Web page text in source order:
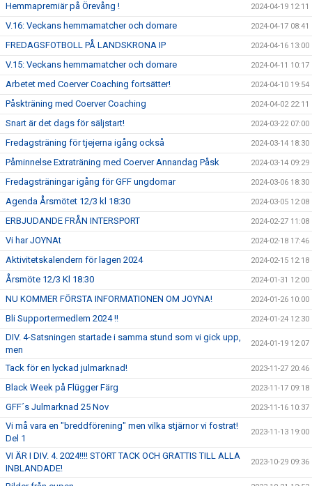
Hemmapremiär på Örevång ! 2024-04-19 12:11
V.16: Veckans hemmamatcher och domare 2024-04-17 08:41
FREDAGSFOTBOLL PÅ LANDSKRONA IP 2024-04-16 13:00
V.15: Veckans hemmamatcher och domare 2024-04-11 10:17
Arbetet med Coerver Coaching fortsätter! 2024-04-10 19:54
Påskträning med Coerver Coaching 2024-04-02 22:11
Snart är det dags för säljstart! 2024-03-22 07:00
Fredagsträning för tjejerna igång också 2024-03-14 18:30
Påminnelse Extraträning med Coerver Annandag Påsk 2024-03-14 09:29
Fredagsträningar igång för GFF ungdomar 2024-03-06 18:30
Agenda Årsmötet 12/3 kl 18:30 2024-03-05 12:08
ERBJUDANDE FRÅN INTERSPORT 2024-02-27 11:08
Vi har JOYNAt 2024-02-18 17:46
Aktivitetskalendern för lagen 2024 2024-02-15 12:18
Årsmöte 12/3 Kl 18:30 2024-01-31 12:00
NU KOMMER FÖRSTA INFORMATIONEN OM JOYNA! 2024-01-26 10:00
Bli Supportermedlem 2024 !! 2024-01-24 12:30
DIV. 4-Satsningen startade i samma stund som vi gick upp,
men
2024-01-19 12:07
Tack för en lyckad julmarknad! 2023-11-27 20:46
Black Week på Flügger Färg 2023-11-17 09:18
GFF´s Julmarknad 25 Nov 2023-11-16 10:37
Vi må vara en "breddförening" men vilka stjärnor vi fostrat!
Del 1
2023-11-13 19:00
VI ÄR I DIV. 4. 2024!!!! STORT TACK OCH GRATTIS TILL ALLA
INBLANDADE!
2023-10-29 09:36